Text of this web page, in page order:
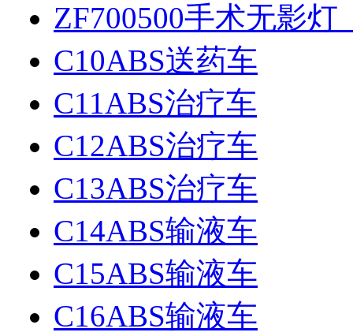
ZF700500手术无影灯
C10ABS送药车
C11ABS治疗车
C12ABS治疗车
C13ABS治疗车
C14ABS输液车
C15ABS输液车
C16ABS输液车